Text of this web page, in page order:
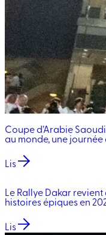
Coupe d’Arabie
au monde, une journée
Lis
Le Rallye Dakar
histoires épiques en
Lis